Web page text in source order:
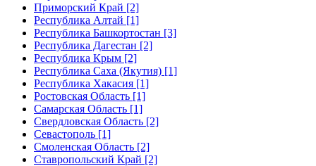
Приморский Край [2]
Республика Алтай [1]
Республика Башкортостан [3]
Республика Дагестан [2]
Республика Крым [2]
Республика Саха (Якутия) [1]
Республика Хакасия [1]
Ростовская Область [1]
Самарская Область [1]
Свердловская Область [2]
Севастополь [1]
Смоленская Область [2]
Ставропольский Край [2]